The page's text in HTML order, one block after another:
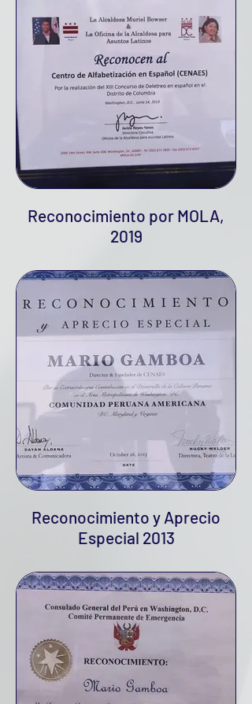
Reconocimiento por MOLA,
2019
Reconocimiento y Aprecio
Especial 2013